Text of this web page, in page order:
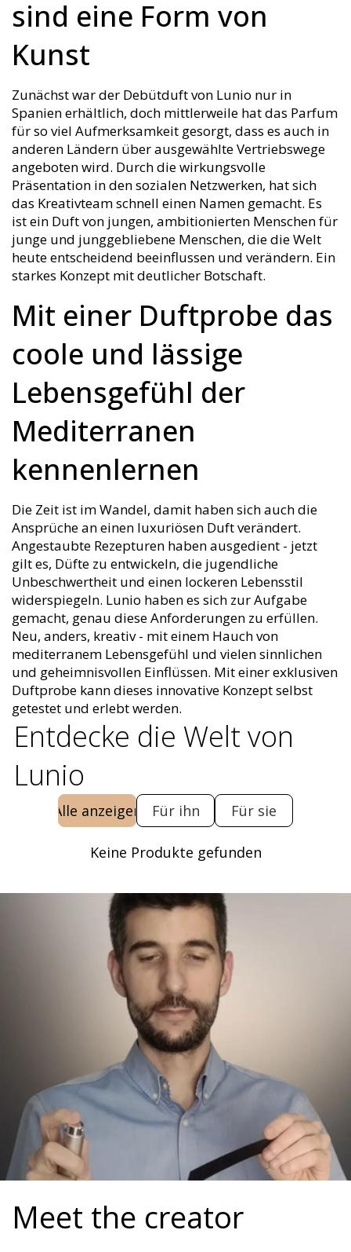
sind eine Form von
Kunst
Zunächst war der Debütduft von Lunio nur in
Spanien erhältlich, doch mittlerweile hat das Parfum
für so viel Aufmerksamkeit gesorgt, dass es auch in
anderen Ländern über ausgewählte Vertriebswege
angeboten wird. Durch die wirkungsvolle
Präsentation in den sozialen Netzwerken, hat sich
das Kreativteam schnell einen Namen gemacht. Es
ist ein Duft von jungen, ambitionierten Menschen für
junge und junggebliebene Menschen, die die Welt
heute entscheidend beeinflussen und verändern. Ein
starkes Konzept mit deutlicher Botschaft.
Mit einer Duftprobe das
coole und lässige
Lebensgefühl der
Mediterranen
kennenlernen
Die Zeit ist im Wandel, damit haben sich auch die
Ansprüche an einen luxuriösen Duft verändert.
Angestaubte Rezepturen haben ausgedient - jetzt
gilt es, Düfte zu entwickeln, die jugendliche
Unbeschwertheit und einen lockeren Lebensstil
widerspiegeln. Lunio haben es sich zur Aufgabe
gemacht, genau diese Anforderungen zu erfüllen.
Neu, anders, kreativ - mit einem Hauch von
mediterranem Lebensgefühl und vielen sinnlichen
und geheimnisvollen Einflüssen. Mit einer exklusiven
Duftprobe kann dieses innovative Konzept selbst
getestet und erlebt werden.
Entdecke die Welt von
Lunio
Alle anzeigen Für ihn Für sie
Keine Produkte gefunden
Meet the creator